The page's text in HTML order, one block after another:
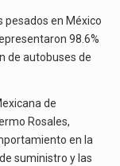
pesados en México
98.6%
de autobuses de
de
Rosales,
en la
suministro y las